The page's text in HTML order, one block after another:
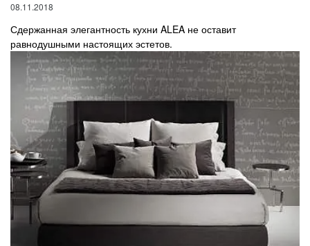
08.11.2018
Сдержанная элегантность кухни ALEA не оставит
равнодушными настоящих эстетов.